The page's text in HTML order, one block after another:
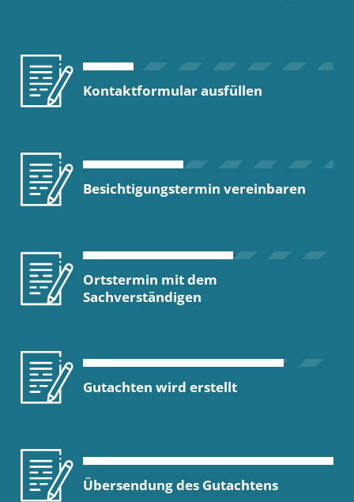
Kontaktformular ausfüllen
Besichtigungstermin vereinbaren
Ortstermin mit dem
Sachverständigen
Gutachten wird erstellt
Übersendung des Gutachtens